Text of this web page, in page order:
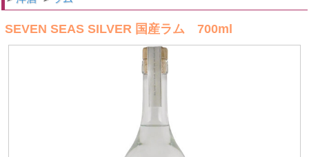
SEVEN SEAS SILVER 国産ラム 700ml